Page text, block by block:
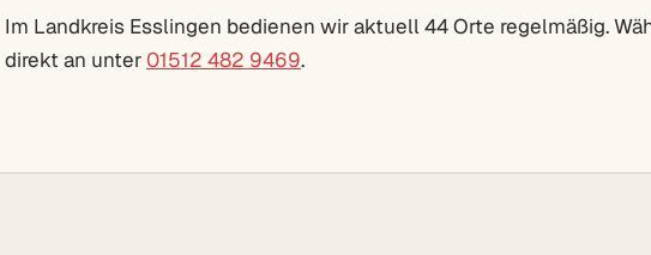
Im Landkreis Esslingen bedienen wir aktuell 44 Orte regelmäßig.
direkt an unter 01512 482 9469.